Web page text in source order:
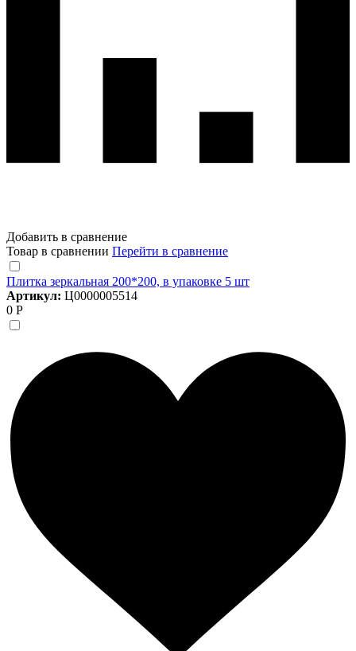
Добавить в сравнение
Товар в сравнении Перейти в сравнение
Плитка зеркальная 200*200, в упаковке 5 шт
Артикул: Ц0000005514
0 Р